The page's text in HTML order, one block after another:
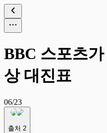
BBC 스포츠
상 대진표
06/23
출처 2